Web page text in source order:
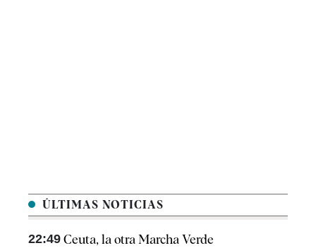
ÚLTIMAS NOTICIAS
22:49 Ceuta, la otra Marcha Verde